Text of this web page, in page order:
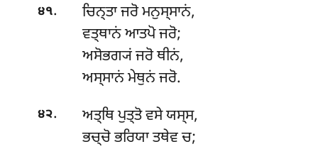
੪੧. ਚਿਨ੍ਤਾਜਰੋ ਮਨੁਸ੍ਸਾਨਂ,
ਵਤ੍ਥਾਨਂ ਆਤਪੋ ਜਰੋ;
ਅਸੋਭਗ੍ਯਂ ਜਰੋ ਥੀਨਂ,
ਅਸ੍ਸਾਨਂ ਮੇਥੁਨਂ ਜਰੋ.
੪੨. ਅਤ੍ਥਿਪੁਤ੍ਤੋ ਵਸੇ ਯਸ੍ਸ,
ਭਚ੍ਚੋ ਭਰਿਯਾ ਤਥੇਵ ਚ;